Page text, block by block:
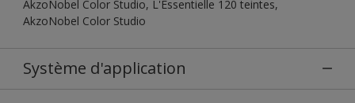
AkzoNobel Color Studio, L'Essentielle 120 teintes,
AkzoNobel Color Studio
Système d'application